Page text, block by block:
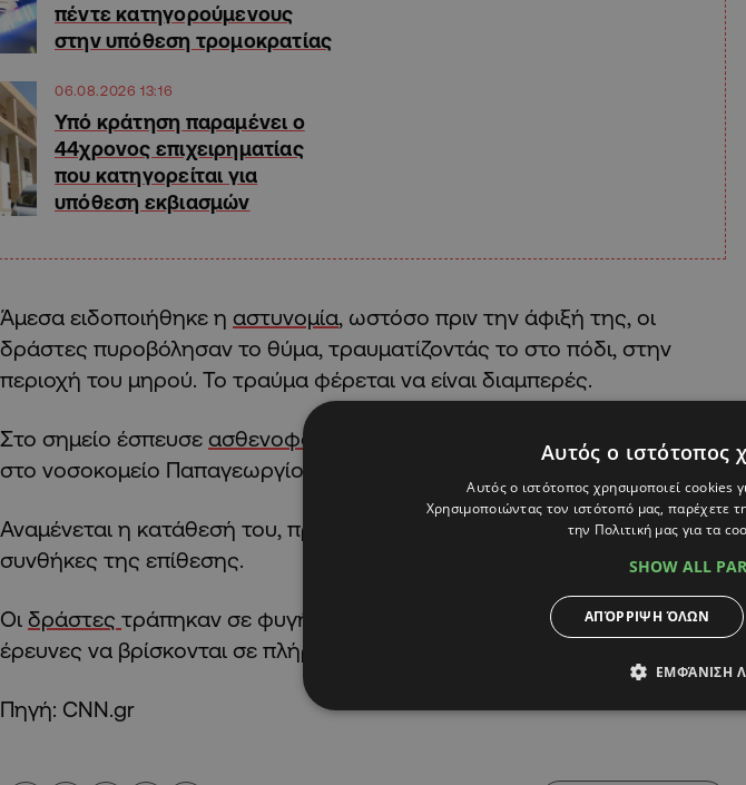
πέντε κατηγορούμενους
στην υπόθεση τρομοκρατίας
06.08.2026 13:16
Υπό κράτηση παραμένει ο
44χρονος επιχειρηματίας
που κατηγορείται για
υπόθεση εκβιασμών
Άμεσα ειδοποιήθηκε η αστυνομία , ωστόσο πριν την άφιξή της, οι
δράστες πυροβόλησαν το θύμα, τραυματίζοντάς το στο πόδι, στην
περιοχή του μηρού. Το τραύμα φέρεται να είναι διαμπερές.
Στο σημείο έσπευσε ασθενοφόρο
, το οποίο μετέφερε τον τραυματία
στο νοσοκομείο Παπαγεωργίου, όπου νοσηλεύεται εκτός κινδύνου.
Αναμένεται η κατάθεσή του, προκειμένου να διαλευκανθούν οι
συνθήκες της επίθεσης.
Οι δράστες τράπηκαν σε φυγή και αναζητούνται από τις Αρχές, με τις
έρευνες να βρίσκονται σε πλήρη εξέλιξη.
Πηγή: CNN.gr
Αυτός ο ιστότοπος
Αυτός ο ιστότοπος χρησιμοποιεί cookies
Χρησιμοποιώντας τον ιστότοπό μας, παρέχετε
την Πολιτική μας για τα
SHOW ALL
ΑΠΌΡΡΙΨΗ ΌΛΩΝ
ΕΜΦΆΝΙΣΗ